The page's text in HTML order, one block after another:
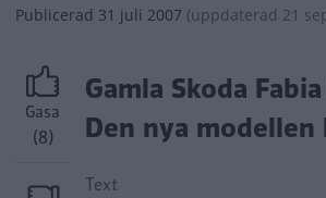
Publicerad 31 juli 2007 (uppdaterad 21
Gasa
(8)
Gamla Skoda
Den nya
Text